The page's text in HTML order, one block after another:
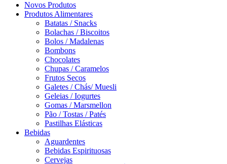
Novos Produtos
Produtos Alimentares
Batatas / Snacks
Bolachas / Biscoitos
Bolos / Madalenas
Bombons
Chocolates
Chupas / Caramelos
Frutos Secos
Galetes / Chás/ Muesli
Geleias / Iogurtes
Gomas / Marsmellon
Pão / Tostas / Patés
Pastilhas Elásticas
Bebidas
Aguardentes
Bebidas Espirituosas
Cervejas